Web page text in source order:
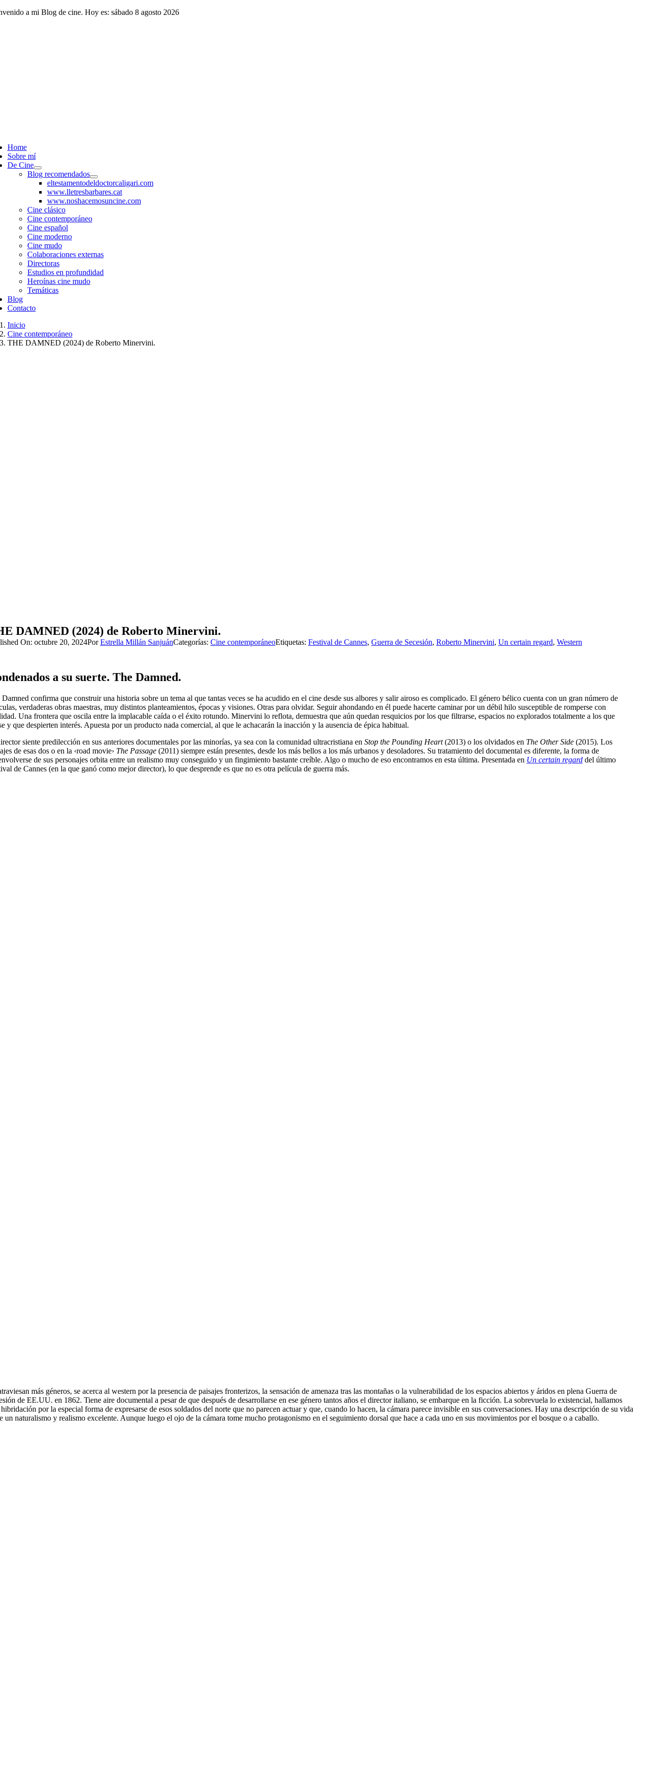
Saltar a mi Blog de cine. Hoy es: sábado 8 agosto 2026
Home
Sobre mí
De Cine
Blog recomendados
eltestamentodeldoctorcaligari.com
www.lletresbarbares.cat
www.noshacemosuncine.com
Cine clásico
Cine contemporáneo
Cine español
Cine moderno
Cine mudo
Colaboraciones externas
Directoras
Estudios en profundidad
Heroínas cine mudo
Temáticas
Blog
Contacto
Inicio
Cine contemporáneo
THE DAMNED (2024) de Roberto Minervini.
DAMNED (2024) de Roberto Minervini.
On: octubre 20, 2024PorEstrella Millán SanjuánCategorías: Cine contemporáneoEtiquetas: Festival de Cannes, Guerra de Secesión, Roberto Minervini, Un certain regard, Western
a su suerte. The Damned.
confirma que construir una historia sobre un tema al que tantas veces se ha acudido en el cine desde sus albores y salir airoso es complicado. El género bélico cuenta con un gran número de
verdaderas obras maestras, muy distintos planteamientos, épocas y visiones. Otras para olvidar. Seguir ahondando en él puede hacerte caminar por un débil hilo susceptible de romperse con
Una frontera que oscila entre la implacable caída o el éxito rotundo. Minervini lo reflota, demuestra que aún quedan resquicios por los que filtrarse, espacios no explorados totalmente a los que
y que despierten interés. Apuesta por un producto nada comercial, al que le achacarán la inacción y la ausencia de épica habitual.
siente predilección en sus anteriores documentales por las minorías, ya sea con la comunidad ultracristiana en Stop the Pounding Heart(2013) o los olvidados en The Other Side(2015). Los
de esas dos o en la ‹road movie› The Passage(2011) siempre están presentes, desde los más bellos a los más urbanos y desoladores. Su tratamiento del documental es diferente, la forma de
de sus personajes orbita entre un realismo muy conseguido y un fingimiento bastante creíble. Algo o mucho de eso encontramos en esta última. Presentada en Un certain regarddel último
de Cannes (en la que ganó como mejor director), lo que desprende es que no es otra película de guerra más.
más géneros, se acerca al western por la presencia de paisajes fronterizos, la sensación de amenaza tras las montañas o la vulnerabilidad de los espacios abiertos y áridos en plena Guerra de
de EE.UU. en 1862. Tiene aire documental a pesar de que después de desarrollarse en ese género tantos años el director italiano, se embarque en la ficción. La sobrevuela lo existencial, hallamos
por la especial forma de expresarse de esos soldados del norte que no parecen actuar y que, cuando lo hacen, la cámara parece invisible en sus conversaciones. Hay una descripción de su vida
un naturalismo y realismo excelente. Aunque luego el ojo de la cámara tome mucho protagonismo en el seguimiento dorsal que hace a cada uno en sus movimientos por el bosque o a caballo.